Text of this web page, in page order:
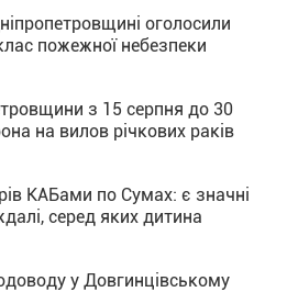
оголосили
пожежної небезпеки
з 15 серпня до 30
на вилов річкових раків
КАБами по Сумах: є значні
серед яких дитина
у Довгинцівському